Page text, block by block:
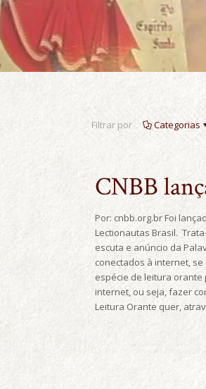
Filtrar por Categorias
CNBB
Por: cnbb.org.br Foi
Lectionautas Brasil.
escuta e anúncio da
conectados à internet,
espécie de leitura orante
internet, ou seja, fazer
Leitura Orante quer,